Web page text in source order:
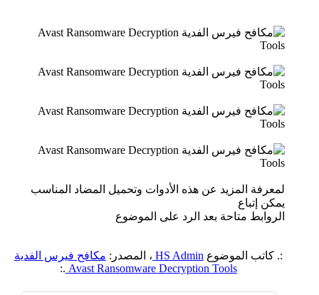
لمعرفة المزيد عن هذه الأدوات وتحميل المضاد المناسب
يمكن إتباع
الروابط متاحة بعد الرد على الموضوع
:. كاتب الموضوع HS Admin ، المصدر: مكافح فيرس الفدية
Avast Ransomware Decryption Tools
.: